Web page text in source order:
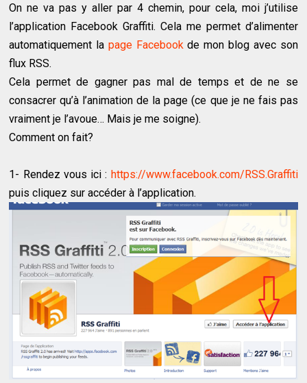
On ne va pas y aller par 4 chemin, pour cela, moi j’utilise
l’application Facebook Graffiti. Cela me permet d’alimenter
automatiquement la page Facebookde mon blog avec son
flux RSS.
Cela permet de gagner pas mal de temps et de ne se
consacrer qu’à l’animation de la page (ce que je ne fais pas
vraiment je l’avoue… Mais je me soigne).
Comment on fait?
1- Rendez vous ici : https://www.facebook.com/RSS.Graffiti
puis cliquez sur accéder à l’application.